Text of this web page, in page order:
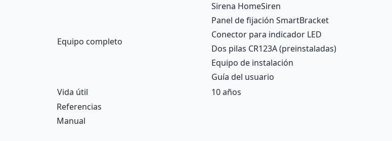
Equipo completo
Sirena HomeSiren
Panel de fijación SmartBracket
Conector para indicador LED
Dos pilas CR123A (preinstaladas)
Equipo de instalación
Guía del usuario
Vida útil
10 años
Referencias
Manual